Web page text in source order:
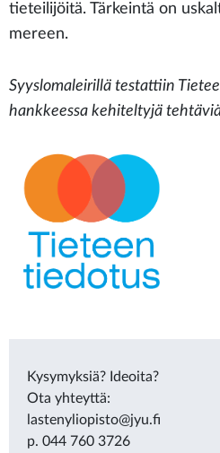
tieteilijöitä. Tärkeintä on
mereen.
Syyslomaleirillä testattiin
hankkeessa kehiteltyjä
Kysymyksiä? Ideoita?
Ota yhteyttä:
lastenyliopisto@jyu.fi
p. 044 760 3726